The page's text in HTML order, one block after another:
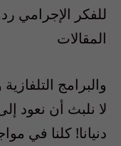
للفكر الإجرامي
المقالات
والبرامج
لا نلبث أن نعود
دنيانا! كلنا في